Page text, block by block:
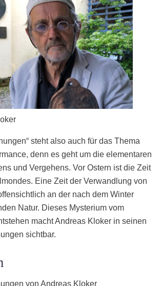
steht also auch für das Thema
denn es geht um die elementaren
und Vergehens. Vor Ostern ist die Zeit
Eine Zeit der Verwandlung von
an der nach dem Winter
Natur. Dieses Mysterium vom
macht Andreas Kloker in seinen
sichtbar.
von Andreas Kloker